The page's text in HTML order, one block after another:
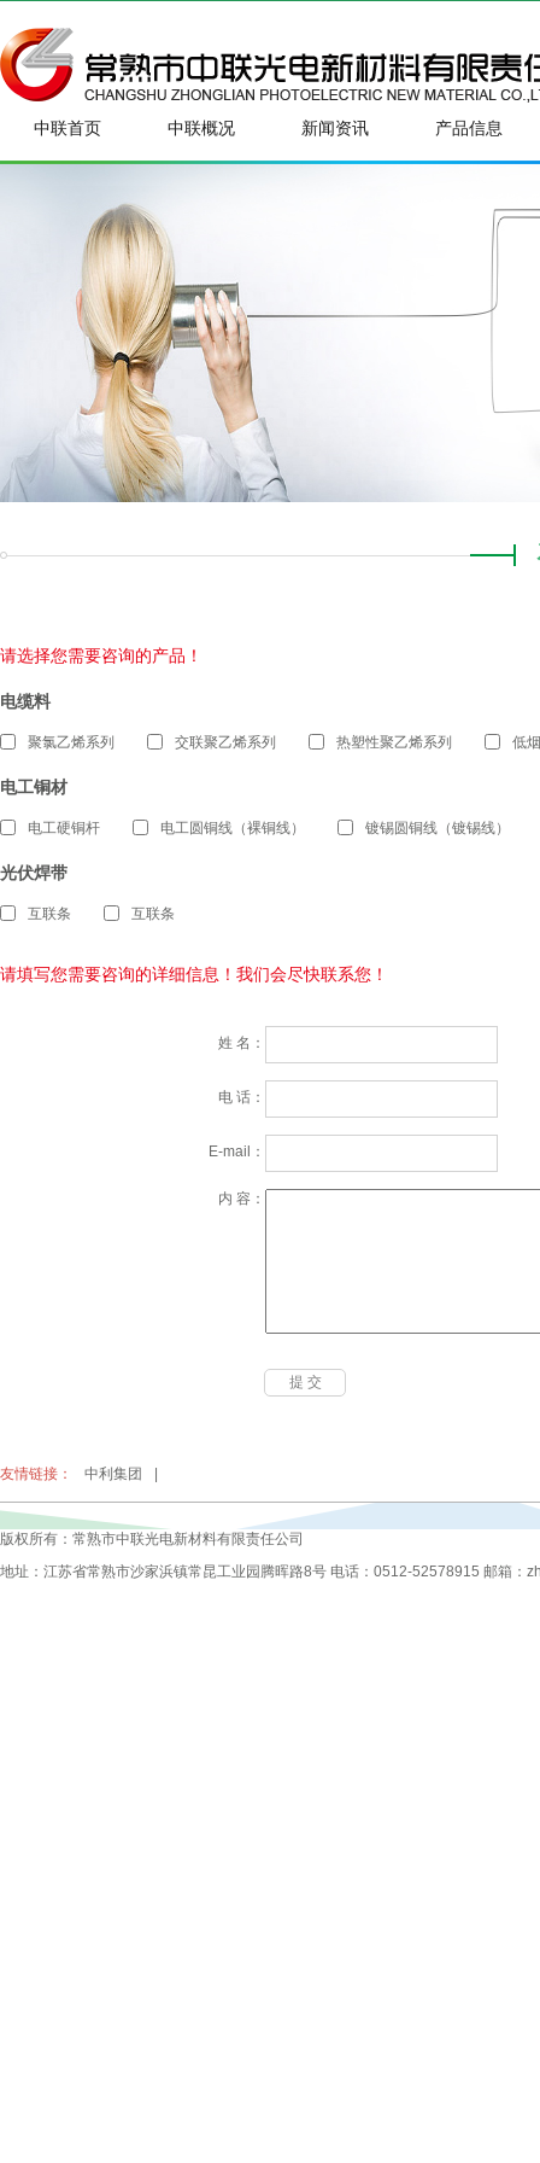
中联首页 中联概况 新闻资讯 产品信息
请选择您需要咨询的产品！
电缆料
聚氯乙烯系列 交联聚乙烯系列 热塑性聚乙烯系列 低
电工铜材
电工硬铜杆 电工圆铜线（裸铜线） 镀锡圆铜线（镀锡线）
光伏焊带
互联条 互联条
请填写您需要咨询的详细信息！我们会尽快联系您！
姓 名：
电 话：
E-mail：
内 容：
友情链接： 中利集团
版权所有：常熟市中联光电新材料有限责任公司
地址：江苏省常熟市沙家浜镇常昆工业园腾晖路8号 电话：0512-52578915 邮箱：